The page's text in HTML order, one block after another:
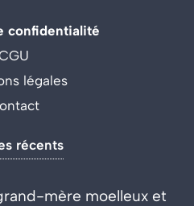
confidentialité
légales
récents
mère moelleux et